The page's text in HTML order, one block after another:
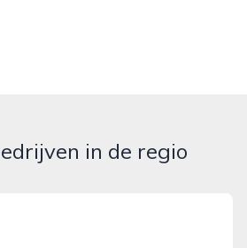
in de regio